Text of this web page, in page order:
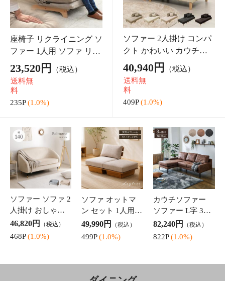
キューブボックス カラー
ボックス 棚付き 棚 収納
収納ボックス テレビラッ
ク 本 収納棚 かわいい 子
ども部屋 リビング 新生活
おしゃれ
1,420円
14P
本棚 書棚 大容量 スリム
書棚 幅60 高さ180 奥行2
2.5cm ハイタイプ ラック
収納 文庫本 コミック 書
斎 リビング 新生活 家具
木目 おしゃ
10,680円（税込）
(1.0%)
テレビ台 木製 80c
「 クラージュ2 」
幅80×奥行36×高
イト 白 フレンチ
カントリー調 お
9,390円（税込）
93P (1.0%)
キャビネット リ
0cm幅 「ナティア
キャビネット80c
ラタン調 幅80cm
ワンルーム 一人
17,410円 （税込）
(1.0%)
スチールラック 4
オープンラック
シェルフ 北欧 「
ラック 本棚 シェ
ルフ ビンテージ
5,870円 （税込）
58P (1.0%)